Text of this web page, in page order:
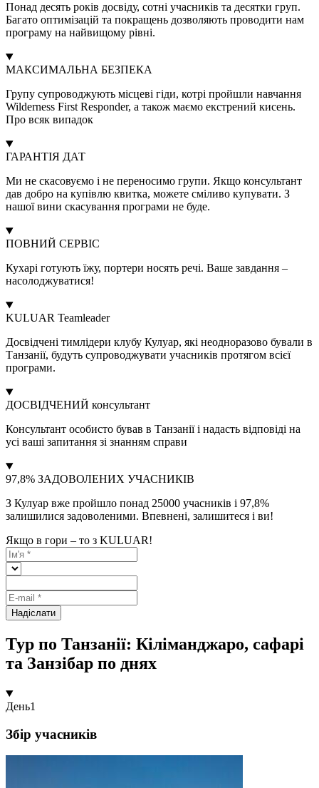
Понад десять років досвіду, сотні учасників та десятки груп.
Багато оптимізацій та покращень дозволяють проводити нам
програму на найвищому рівні.
МАКСИМАЛЬНА БЕЗПЕКА
Групу супроводжують місцеві гіди, котрі пройшли навчання
Wilderness First Responder, а також маємо екстрений кисень.
Про всяк випадок
ГАРАНТІЯ ДАТ
Ми не скасовуємо і не переносимо групи. Якщо консультант
дав добро на купівлю квитка, можете сміливо купувати. З
нашої вини скасування програми не буде.
ПОВНИЙ СЕРВІС
Кухарі готують їжу, портери носять речі. Ваше завдання –
насолоджуватися!
KULUAR Teamleader
Досвідчені тимлідери клубу Кулуар, які неодноразово бували в
Танзанії, будуть супроводжувати учасників протягом всієї
програми.
ДОСВІДЧЕНИЙ консультант
Консультант особисто бував в Танзанії і надасть відповіді на
усі ваші запитання зі знанням справи
97,8% ЗАДОВОЛЕНИХ УЧАСНИКІВ
З Кулуар вже пройшло понад 25000 учасників і 97,8%
залишилися задоволеними. Впевнені, залишитеся і ви!
Якщо в гори – то з KULUAR!
Надіслати
Тур по Танзанії: Кіліманджаро, сафарі
та Занзібар по днях
День1
Збір учасників